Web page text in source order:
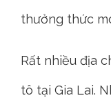
thưởng thức
Rất nhiều địa
tô tại Gia Lai.